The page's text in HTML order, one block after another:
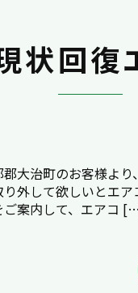
状回復
大治町のお客様よ
外して欲しいとエ
ご案内して、エアコ